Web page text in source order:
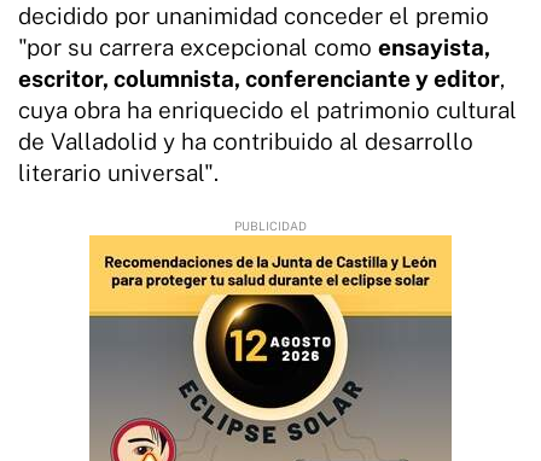
decidido por unanimidad conceder el premio
"por su carrera excepcional como ensayista,
escritor, columnista, conferenciante y editor,
cuya obra ha enriquecido el patrimonio cultural
de Valladolid y ha contribuido al desarrollo
literario universal".